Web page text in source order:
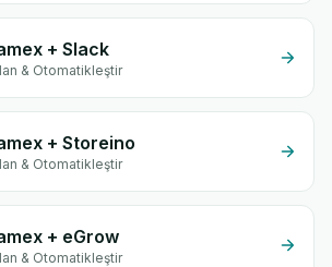
+ Slack
& Otomatikleştir
+ Storeino
& Otomatikleştir
+ eGrow
& Otomatikleştir